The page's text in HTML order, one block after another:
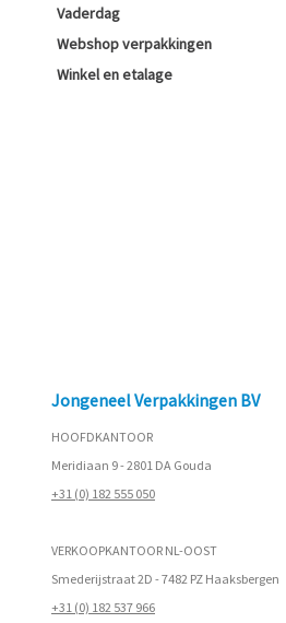
Vaderdag
Webshop verpakkingen
Winkel en etalage
Jongeneel Verpakkingen BV
HOOFDKANTOOR
Meridiaan 9 - 2801 DA Gouda
+31 (0) 182 555 050
VERKOOPKANTOOR NL-OOST
Smederijstraat 2D - 7482 PZ Haaksbergen
+31 (0) 182 537 966